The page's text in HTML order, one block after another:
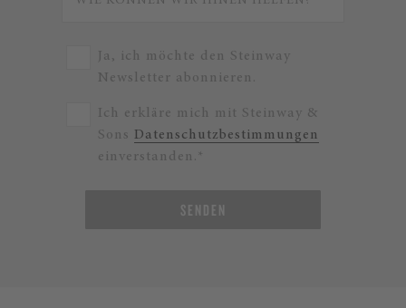
Ja, ich möchte den Steinway
Newsletter abonnieren.
Ich erkläre mich mit Steinway &
Sons Datenschutzbestimmungen
einverstanden.*
SENDEN